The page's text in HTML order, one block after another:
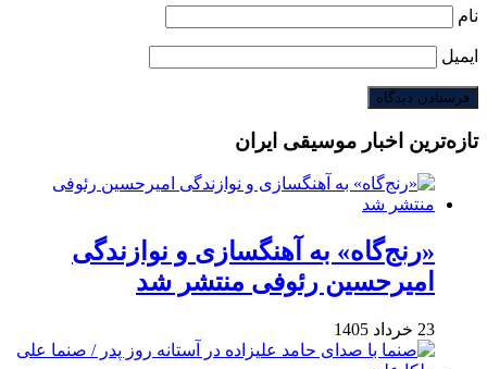
نام
ایمیل
تازه‌ترین اخبار موسیقی ایران
«رنج‌گاه» به آهنگسازی و نوازندگی
امیرحسین رئوفی منتشر شد
23 خرداد 1405